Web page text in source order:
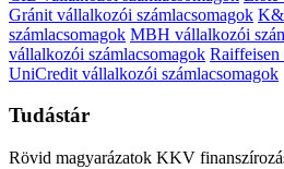
Gránit vállalkozói számlacsomagok
számlacsomagok MBH vállalkozói
vállalkozói számlacsomagok Raiffeisen
UniCredit vállalkozói számlacsomagok
Tudástár
Rövid magyarázatok KKV